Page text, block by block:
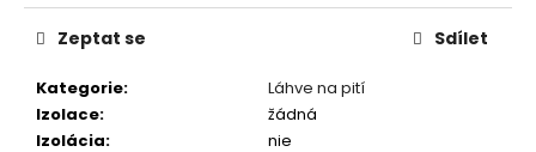
Kategorie:
Láhve na pití
Izolace:
žádná
Izolácia:
nie
Zeptat se Sdílet
BOULDER
600
SUMMER
SUN
890